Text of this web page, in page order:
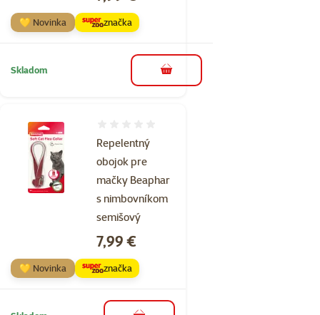
💛 Novinka značka
Skladom do košíka
Repelentný
obojok pre
mačky Beaphar
s nimbovníkom
semišový
Cena
7,99 €
💛 Novinka značka